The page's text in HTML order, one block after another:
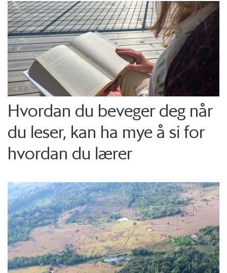
Hvordan du beveger deg når
du leser, kan ha mye å si for
hvordan du lærer